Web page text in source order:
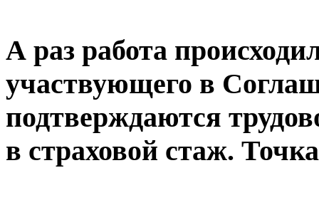
А раз работа
участвующего в
подтверждаются
в страховой стаж.